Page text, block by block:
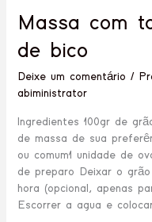
Massa com
de bico
Deixe um comentário /
abiministrator
Ingredientes 100gr de
de massa de sua
ou comum1 unidade de
de preparo Deixar o
hora (opcional, apenas
Escorrer a agua e